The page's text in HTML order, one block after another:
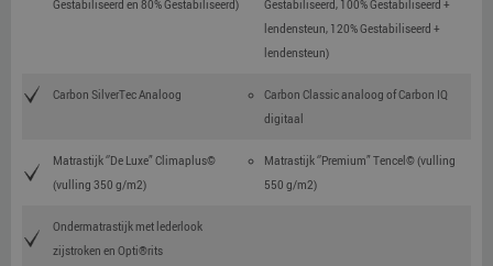
Gestabiliseerd en 80% Gestabiliseerd)
Gestabiliseerd, 100% Gestabiliseerd +
lendensteun, 120% Gestabiliseerd +
lendensteun)
Carbon SilverTec Analoog
Carbon Classic analoog of Carbon IQ
digitaal
Matrastijk ‘’De Luxe” Climaplus©
(vulling 350 g/m2)
Matrastijk ‘’Premium” Tencel© (vulling
550 g/m2)
Ondermatrastijk met lederlook
zijstroken en Opti®rits